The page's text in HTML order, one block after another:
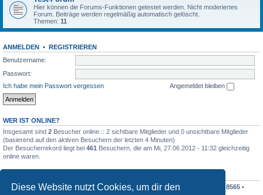
Diese Website nutzt Cookies, um dir den
Hier können die Forums-Funktionen getestet werden. Nicht moderiertes
Forum. Beiträge werden regelmäßig automatisch gelöscht.
Themen: 11
ANMELDEN •
REGISTRIEREN
Benutzername:
Passwort:
Ich habe mein Passwort vergessen
Angemeldet bleiben
WER IST ONLINE?
Insgesamt sind 2 Besucher online :: 2 sichtbare Mitglieder und 0 unsichtbare Mitglieder
(basierend auf den aktiven Besuchern der letzten 4 Minuten)
Der Besucherrekord liegt bei 461 Besuchern, die am Mi, 27.06.2012 - 11:32 gleichzeitig
online waren.
Beiträge insgesamt198410• Themen insgesamt19195• Mitglieder insgesamt 8565 •